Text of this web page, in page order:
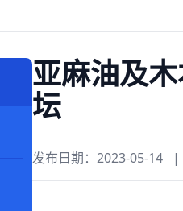
亚麻油及
坛
发布日期：2023-05-14 |